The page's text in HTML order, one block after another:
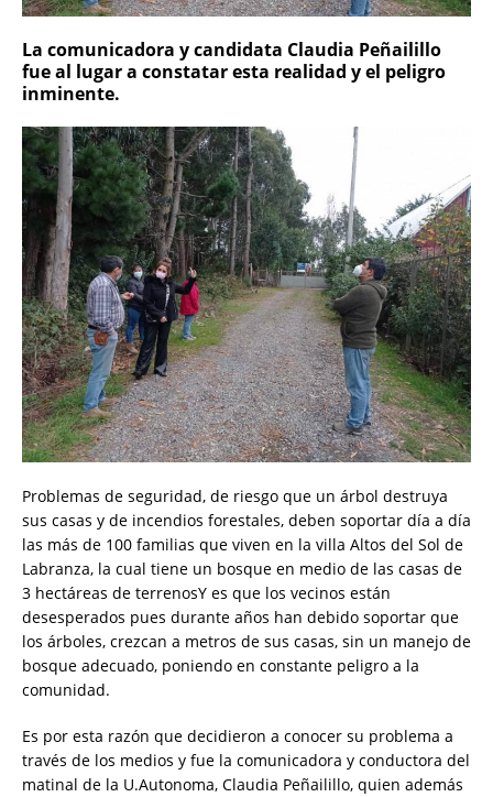
La comunicadora y candidata Claudia Peñailillo
fue al lugar a constatar esta realidad y el peligro
inminente.
Problemas de seguridad, de riesgo que un árbol destruya
sus casas y de incendios forestales, deben soportar día a día
las más de 100 familias que viven en la villa Altos del Sol de
Labranza, la cual tiene un bosque en medio de las casas de
3 hectáreas de terrenosY es que los vecinos están
desesperados pues durante años han debido soportar que
los árboles, crezcan a metros de sus casas, sin un manejo de
bosque adecuado, poniendo en constante peligro a la
comunidad.
Es por esta razón que decidieron a conocer su problema a
través de los medios y fue la comunicadora y conductora del
matinal de la U.Autonoma, Claudia Peñailillo, quien además